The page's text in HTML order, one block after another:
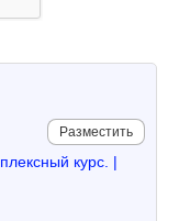
Разместить
курс. |